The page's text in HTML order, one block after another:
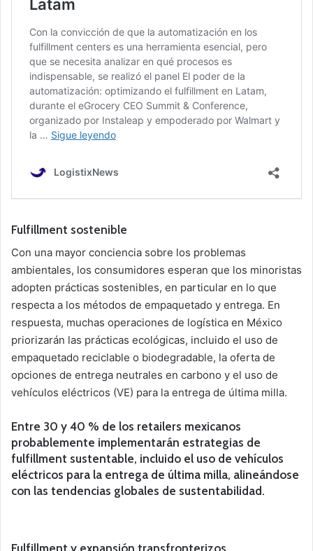
Fulfillment sostenible
Con una mayor conciencia sobre los problemas
ambientales, los consumidores esperan que los minoristas
adopten prácticas sostenibles, en particular en lo que
respecta a los métodos de empaquetado y entrega. En
respuesta, muchas operaciones de logística en México
priorizarán las prácticas ecológicas, incluido el uso de
empaquetado reciclable o biodegradable, la oferta de
opciones de entrega neutrales en carbono y el uso de
vehículos eléctricos (VE) para la entrega de última milla.
Entre 30 y 40 % de los retailers mexicanos
probablemente implementarán estrategias de
fulfillment sustentable, incluido el uso de vehículos
eléctricos para la entrega de última milla, alineándose
con las tendencias globales de sustentabilidad.
Fulfillment y expansión transfronterizos